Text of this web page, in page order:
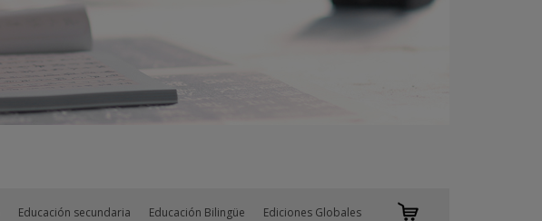
Educación secundaria Educación Bilingüe Ediciones Globales